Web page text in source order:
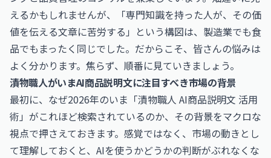
えるかもしれませんが、「専門知識を持った人が、その価
値を伝える文章に苦労する」という構図は、製造業でも食
品でもまったく同じでした。だからこそ、皆さんの悩みは
よく分かります。焦らず、順番に見ていきましょう。
漬物職人がいまAI商品説明文に注目すべき市場の背景
最初に、なぜ2026年のいま「漬物職人 AI商品説明文 活用
術」がこれほど検索されているのか、その背景をマクロな
視点で押さえておきます。感覚ではなく、市場の動きとし
て理解しておくと、AIを使うかどうかの判断がぶれなくな